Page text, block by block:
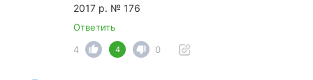
2017 р. № 176
Ответить
4
4 0